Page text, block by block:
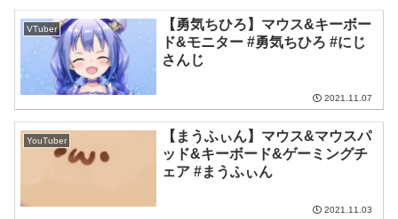
VTuber
【勇気ちひろ】マウス&キーボー
ド&モニター #勇気ちひろ #にじ
さんじ
2021.11.07
YouTuber
【まうふぃん】マウス&マウスパ
ッド&キーボード&ゲーミングチ
ェア #まうふぃん
2021.11.03